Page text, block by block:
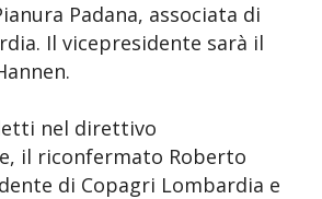
Padana, associata di
Il vicepresidente sarà il
nel direttivo
il riconfermato Roberto
di Copagri Lombardia e